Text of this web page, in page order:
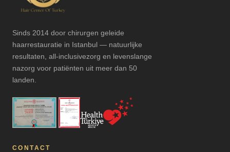
Sinds 2014 door chirurgen geleide
haarrestauratie in Istanbul — natuurlijke
resultaten, all-inclusivezorg en levenslange
nazorg voor patiënten uit meer dan 50
landen.
CONTACT